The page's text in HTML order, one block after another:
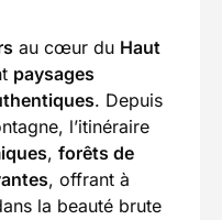
au cœur du Haut
paysages
. Depuis
l’itinéraire
, forêts de
, offrant à
la beauté brute